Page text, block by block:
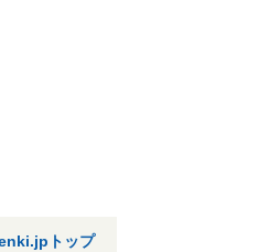
トップ